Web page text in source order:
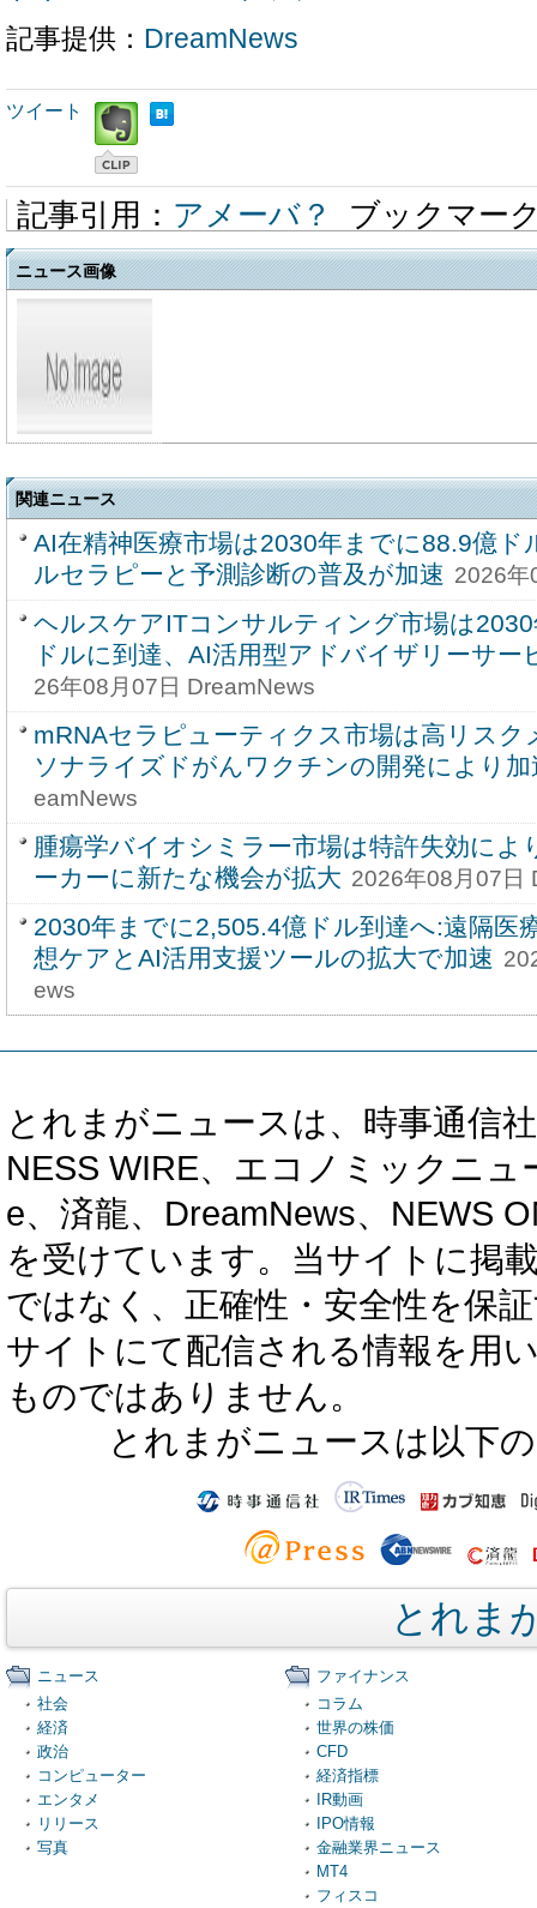
記事提供： DreamNews
ツイート
記事引用： アメーバ？ ブックマー
ニュース画像
関連ニュース
AI在精神医療市場は2030年までに88.9億ド
ルセラピーと予測診断の普及が加速 2026年
ヘルスケアITコンサルティング市場は
ドルに到達、AI活用型アドバイザリーサー
26年08月07日 DreamNews
mRNAセラピューティクス市場は高リスク
ソナライズドがんワクチンの開発により加
eamNews
腫瘍学バイオシミラー市場は特許失効によ
ーカーに新たな機会が拡大 2026年08月07日
2030年までに2,505.4億ドル到達へ:遠隔医
想ケアとAI活用支援ツールの拡大で加速
ews
とれまがニュースは、時事通信
NESS WIRE、エコノミックニ
e、済龍、DreamNews、NEWS
を受けています。当サイトに掲
ではなく、正確性・安全性を保
サイトにて配信される情報を用
ものではありません。
とれまがニュースは以下
とれま
ニュース
社会
経済
政治
コンピューター
エンタメ
リリース
写真
ファイナンス
コラム
世界の株価
CFD
経済指標
IR動画
IPO情報
金融業界ニュース
MT4
フィスコ